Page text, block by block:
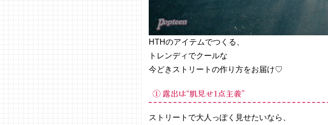
HTHのアイテムでつくる、
トレンディでクールな
今どきストリートの作り方をお届け♡
① 露出は“肌見せ1点主義”
ストリートで大人っぽく見せたいなら、